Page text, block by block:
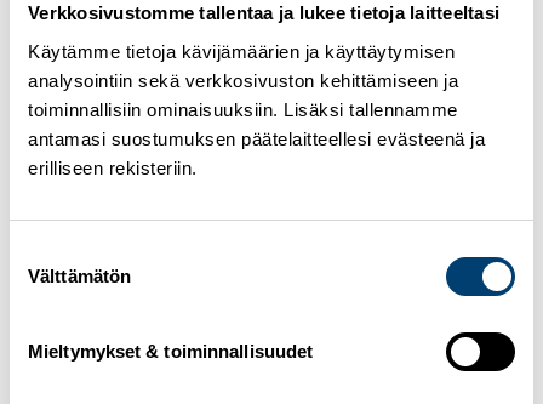
Verkkosivustomme tallentaa ja lukee tietoja laitteeltasi
Käytämme tietoja kävijämäärien ja käyttäytymisen
analysointiin sekä verkkosivuston kehittämiseen ja
toiminnallisiin ominaisuuksiin. Lisäksi tallennamme
antamasi suostumuksen päätelaitteellesi evästeenä ja
erilliseen rekisteriin.
valinta
Välttämätön
Mieltymykset & toiminnallisuudet
Kilpailijat saavat kilpailijakorttinsa kilpailukansliasta.
Lisäksi kilpailukansliasta jaetaan huoltajakortteja
seuroittain aina yksi kortti per kolme urheilijaa ja joka
seuralle yksi kortti per viestijoukkue. Kaikki seuran
huoltajakortit täytyy noutaa kerralla. Kilpailukansliassa
on tarjolla kaulanauhoja ja hakaneuloja, mutta
kannustamme myös oman aiemman kaulanauhan
mukaan ottamiseen!
Pukutilat sijaitsevat stadionin huoltorakennuksessa,